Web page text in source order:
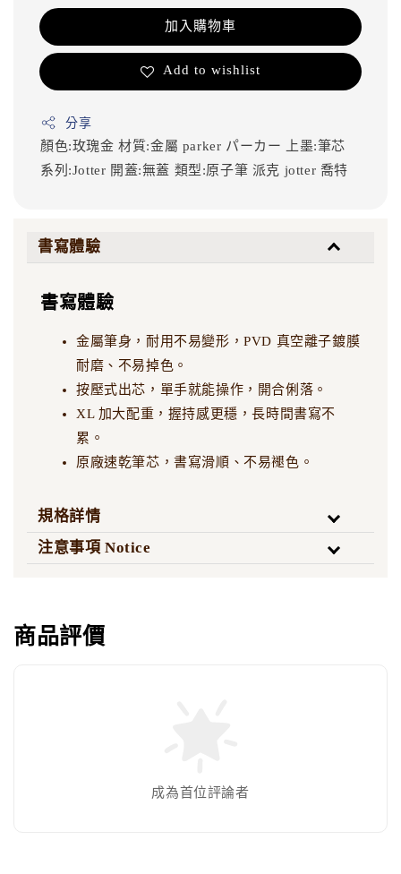
加入購物車
Add to wishlist
分享
顏色:玫瑰金材質:金屬 parker パーカー
上墨:筆芯
系列:Jotter 開蓋:無蓋 類型:原子筆 派克 jotter 喬特
書寫體驗
書寫體驗
金屬筆身，耐用不易變形，PVD 真空離子鍍膜
耐磨、不易掉色。
按壓式出芯，單手就能操作，開合俐落。
XL 加大配重，握持感更穩，長時間書寫不
累。
原廠速乾筆芯，書寫滑順、不易褪色。
規格詳情
注意事項 Notice
商品評價
成為首位評論者